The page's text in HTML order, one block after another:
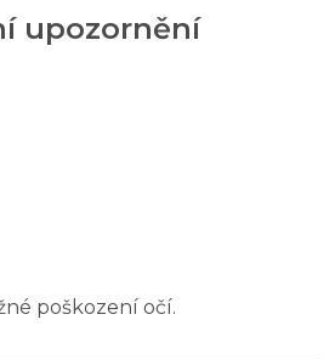
upozornění
poškození očí.